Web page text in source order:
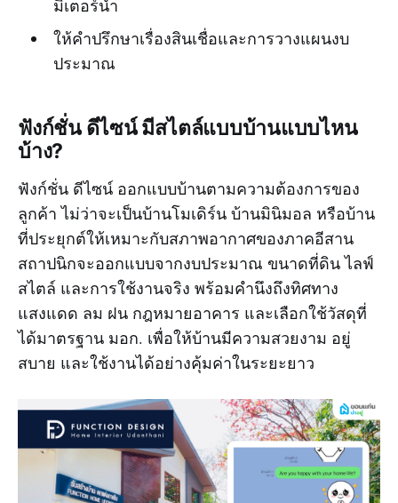
มิเตอร์น้ำ
ให้คำปรึกษาเรื่องสินเชื่อและการวางแผนงบ
ประมาณ
ฟังก์ชั่น ดีไซน์ มีสไตล์แบบบ้านแบบไหน
บ้าง?
ฟังก์ชั่น ดีไซน์ ออกแบบบ้านตามความต้องการของ
ลูกค้า ไม่ว่าจะเป็นบ้านโมเดิร์น บ้านมินิมอล หรือบ้าน
ที่ประยุกต์ให้เหมาะกับสภาพอากาศของภาคอีสาน
สถาปนิกจะออกแบบจากงบประมาณ ขนาดที่ดิน ไลฟ์
สไตล์ และการใช้งานจริง พร้อมคำนึงถึงทิศทาง
แสงแดด ลม ฝน กฎหมายอาคาร และเลือกใช้วัสดุที่
ได้มาตรฐาน มอก. เพื่อให้บ้านมีความสวยงาม อยู่
สบาย และใช้งานได้อย่างคุ้มค่าในระยะยาว